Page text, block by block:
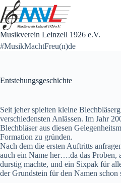
Zum
Inhalt
springen
Musikverein Leinzell 1926 e.V.
#MusikMachtFreu(n)de
Entstehungsgeschichte
Seit jeher spielten kleine
verschiedensten Anlässen. Im Jahr
Blechbläser aus diesen
Formation zu gründen.
Nach dem die ersten Auftritts
auch ein Name her….da das Proben,
durstig machte, und ein Sixpak für
der Grundstein für den Namen schon